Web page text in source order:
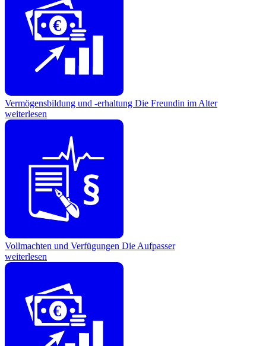
€
Vermögensbildung und -erhaltung Die Freundin im Alter
weiterlesen
Vollmachten und Verfügungen Die Aufpasser
weiterlesen
€